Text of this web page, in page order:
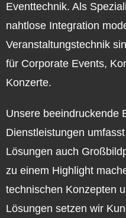
Eventtechnik. Als
nahtlose Integration
Veranstaltungstechnik
für Corporate Events,
Konzerte.
Unsere beeindruckende
Dienstleistungen
Lösungen auch
zu einem Highlight
technischen Konzepten
Lösungen setzen wir